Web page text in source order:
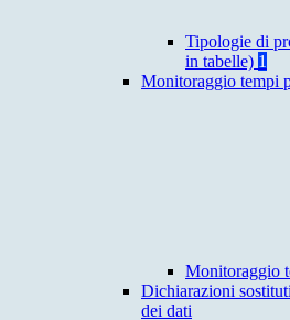
Tipologie di
in tabelle) 1
Monitoraggio tempi
Monitoraggio
Dichiarazioni
dei dati